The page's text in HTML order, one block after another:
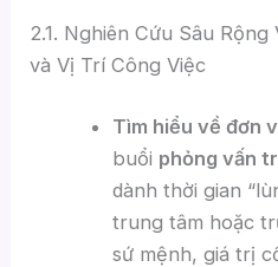
2.1. Nghiên Cứu Sâu
và Vị Trí Công Việc
Tìm hiểu về đơn
buổi phỏng vấn
dành thời gian
trung tâm hoặc
sứ mệnh, giá trị